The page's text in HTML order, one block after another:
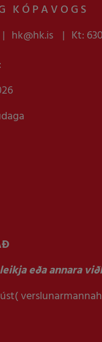
KÓPAVOGS
hk@hk.is
Kt:
eða annara